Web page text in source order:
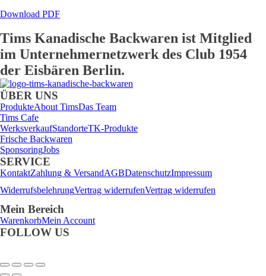
Download PDF
Tims Kanadische Backwaren ist Mitglied
im Unternehmernetzwerk des Club 1954
der Eisbären Berlin.
ÜBER UNS
ProdukteAbout TimsDas Team
Tims Cafe
WerksverkaufStandorteTK-Produkte
Frische Backwaren
SponsoringJobs
SERVICE
KontaktZahlung & VersandAGBDatenschutzImpressum
WiderrufsbelehrungVertrag widerrufenVertrag widerrufen
Mein Bereich
WarenkorbMein Account
FOLLOW US